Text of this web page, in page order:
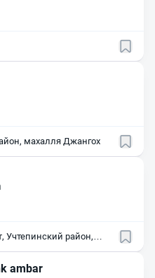
махалля Джангох
Учтепинский район,
ambar